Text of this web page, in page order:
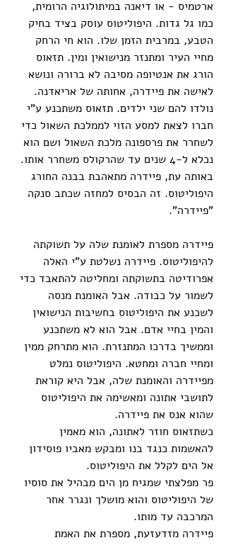
ארטמיס - או דיאנה במיתולוגיה הרומית,
כמו גל גדות. היפוליטוס עוסק בציד בחיק
הטבע, במרבית הזמן שלו. הוא חי הרחק
מחיי העיר ומתנזר מנישואין ומין. תזאוס
הורג את אנטיופה מסיבה לא ברורה ונושא
לאישה את פיידרה, אחותה של אריאדנה.
נולדו להם שני ילדים. תזאוס משתכנע ע"י
חברו לצאת למסע הזוי לממלכת השאול כדי
לשחרר את פרספונה מלכת השאול ושם הוא
נכלא ל-4 שנים עד שהרקולס משחרר אותו.
באותה עת, פיידרה מתאהבת בבנה החורג
היפוליטוס. זה הבסיס למחזה שכתב סנקה
"פיידרה".
פיידרה מספרת לאומנת שלה על תשוקתה
להיפוליטוס. פיידרה נשלטת ע"י האלה
אפרודיטה בתשוקתה ומחליטה להתאבד כדי
לשמור על כבודה. אבל האומנת מנסה
לשכנע את היפוליטוס בחשיבות הנישואין
והמין בחיי אדם. אבל הוא לא משתכנע
וממשיך בדרכו המתנזרת. הוא מתרחק ממין
ומחיי חברה ומחטא. היפוליטוס נמלט
מפיידרה והאומנת שלה, אבל היא קוראת
לתושבי אתונה ומאשימה את היפוליטוס
שהוא אנס את פיידרה.
כשתזאוס חוזר לאתונה, הוא מאמין
להאשמות כנגד בנו ומבקש מאביו פוסידון
אל הים לקלל את היפוליטוס.
פר מפלצתי שמגיח מן הים מבהיל את סוסיו
של היפוליטוס והוא מושלך ונגרר אחר
המרכבה עד מותו.
פיידרה מזדעזעת, מספרת את האמת